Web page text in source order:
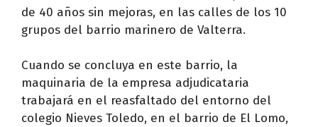
de 40 años sin mejoras, en las calles de los 10
grupos del barrio marinero de Valterra.
Cuando se concluya en este barrio, la
maquinaria de la empresa adjudicataria
trabajará en el reasfaltado del entorno del
colegio Nieves Toledo, en el barrio de El Lomo,